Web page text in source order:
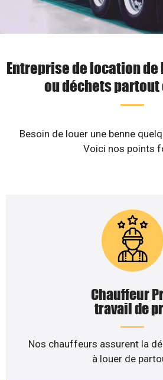
Entreprise de location de
ou déchets partout
Besoin de louer une benne
Voici nos points
Chauffeur
travail de
Nos chauffeurs assurent la
à louer de